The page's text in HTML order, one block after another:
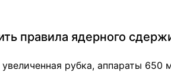
правила ядерного
рубка, аппараты 650